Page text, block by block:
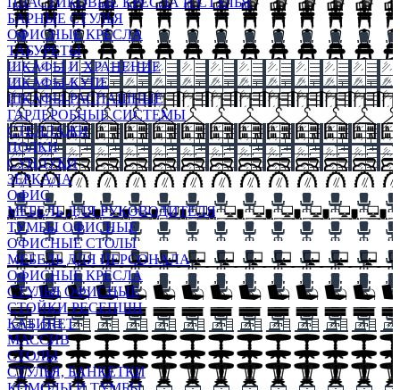
БАРНЫЕ СТУЛЬЯ
ОФИСНЫЕ КРЕСЛА
ТАБУРЕТЫ
ШКАФЫ И ХРАНЕНИЕ
ШКАФЫ-КУПЕ
ШКАФЫ-РАСПАШНЫЕ
ГАРДЕРОБНЫЕ СИСТЕМЫ
СТЕЛЛАЖИ
ПОЛКИ
СУНДУКИ
ЗЕРКАЛА
ОФИС
МЕБЕЛЬ ДЛЯ РУКОВОДИТЕЛЯ
ТУМБЫ ОФИСНЫЕ
ОФИСНЫЕ СТОЛЫ
МЕБЕЛЬ ДЛЯ ПЕРСОНАЛА
ОФИСНЫЕ КРЕСЛА
СТУЛЬЯ ОФИСНЫЕ
СТОЙКИ РЕСЕПШН
КАБИНЕТ
МАССИВ
СТОЛЫ
СТУЛЬЯ, БАНКЕТКИ